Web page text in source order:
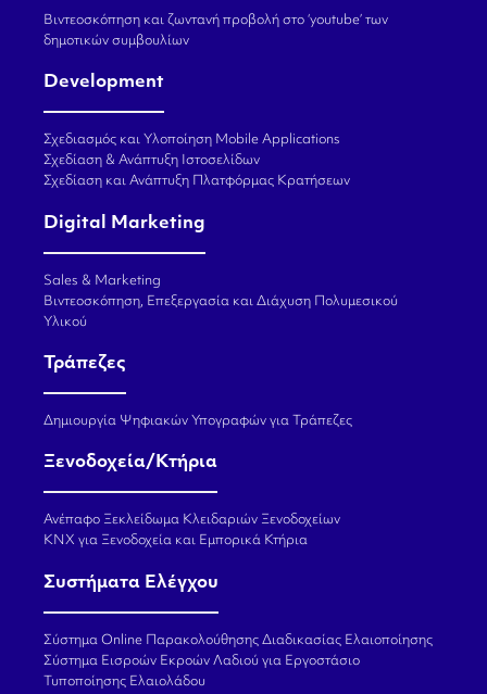
Βιντεοσκόπηση και ζωντανή προβολή στο ‘youtube’ των
δημοτικών συμβουλίων
Development
Σχεδιασμός και Υλοποίηση Mobile Applications
Σχεδίαση & Ανάπτυξη Ιστοσελίδων
Σχεδίαση και Ανάπτυξη Πλατφόρμας Κρατήσεων
Digital Marketing
Sales & Marketing
Βιντεοσκόπηση, Επεξεργασία και Διάχυση Πολυμεσικού
Υλικού
Τράπεζες
Δημιουργία Ψηφιακών Υπογραφών για Τράπεζες
Ξενοδοχεία/Κτήρια
Ανέπαφο Ξεκλείδωμα Κλειδαριών Ξενοδοχείων
KNX για Ξενοδοχεία και Εμπορικά Κτήρια
Συστήματα Ελέγχου
Σύστημα Online Παρακολούθησης Διαδικασίας Ελαιοποίησης
Σύστημα Εισροών Εκροών Λαδιού για Εργοστάσιο
Τυποποίησης Ελαιολάδου